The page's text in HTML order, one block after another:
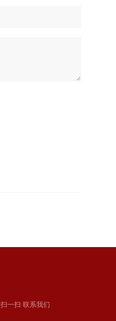
扫一扫 联系我们